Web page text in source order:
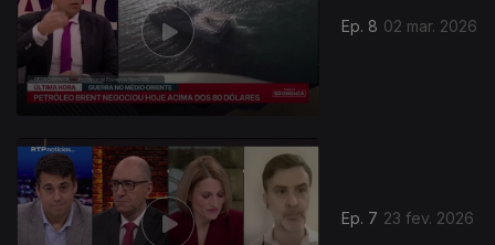
Ep. 8 02 mar. 2026
Ep. 7 23 fev. 2026